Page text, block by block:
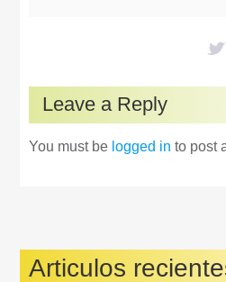
Leave a Reply
You must be logged in to post
Articulos